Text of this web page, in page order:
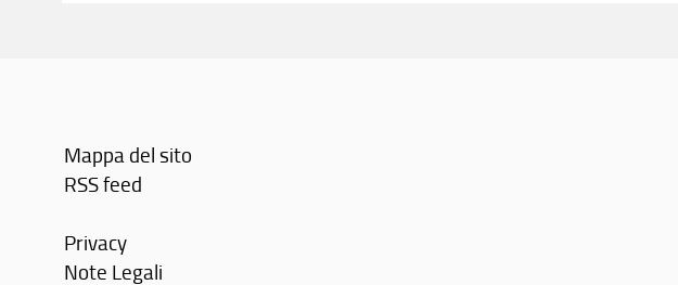
Mappa del sito
RSS feed
Privacy
Note Legali